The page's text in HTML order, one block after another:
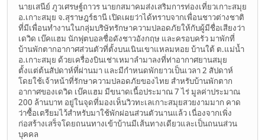
นายเสนีย์ ภูวเศรษฐ์ถาวร นายกสมาคมส่งเสริมการท่องเที่ยวเกาะสมุย
อ.เกาะสมุย จ.สุราษฎร์ธานี เปิดเผยว่าได้ทราบจากเพื่อนชาวต่างชาติ
ที่มีเพื่อนทำงานในกลุ่มบริษัทรักษาความปลอดภัยให้กับผู้มีชื่อเสียงว่า
เดวิด เบ๊คแฮม นักฟุตบอลชื่อดังชาวอังกฤษ และครอบครัว มาพักที่
บ้านพักตากอากาศส่วนตัวที่ตั้งบนเนินเขาแหลมหอย บ้านใต้ ต.แม่น้ำ
อ.เกาะสมุย ด้วยเครื่องบินเช่าเหมาลำมาลงที่ท่าอากาศยานสมุย
ตั้งแต่ต้นสัปดาห์ที่ผ่านมา และมีกำหนดพักยาวเป็นเวลา 2 สัปดาห์
โดยใช้เจ้าหน้าที่รักษาความปลอดภัยของไทย สำหรับบ้านพักตาก
อากาศของเดวิด เบ๊คแฮม มีขนาดเนื้อประมาณ 7 ไร่ มูลค่าประมาณ
200 ล้านบาท อยู่ในจุดที่มองเห็นวิวทะเลเกาะสมุยสวยงามมาก คาด
ว่าซื้อเตรียมไว้สำหรับมาใช้พักผ่อนส่วนตัวนานแล้ว เนื่องจากเพิ่ง
ก่อสร้างเสร็จโดยถนนทางเข้าบ้านมีเส้นทางเดียวและเป็นถนนส่วน
บุคคล